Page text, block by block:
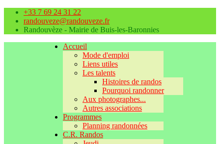
+33 7 69 24 31 22
randouveze@randouveze.fr
Randouvèze - Mairie de Buis-les-Baronnies
Accueil
Mode d'emploi
Liens utiles
Les talents
Histoires de randos
Pourquoi randonner
Aux photographes...
Autres associations
Programmes
Planning randonnées
C.R. Randos